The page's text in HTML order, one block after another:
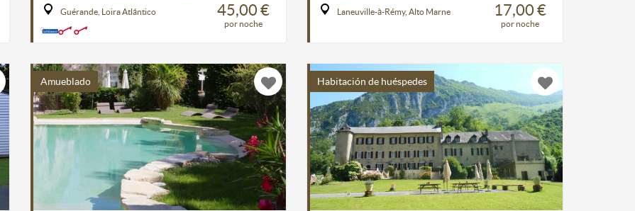
45,00 €
por noche
Guérande, Loira Atlántico 17,00 €
por noche
Laneuville-à-Rémy, Alto Marne
Amueblado Habitación de huéspedes